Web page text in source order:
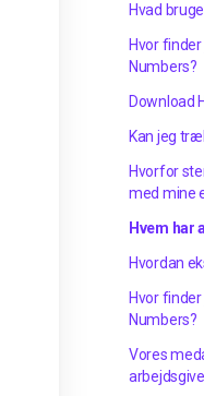
Hvad
Hvor
Numbers?
Download
Kan jeg
Hvorfor
med mine
Hvem har
Hvordan
Hvor
Numbers?
Vores